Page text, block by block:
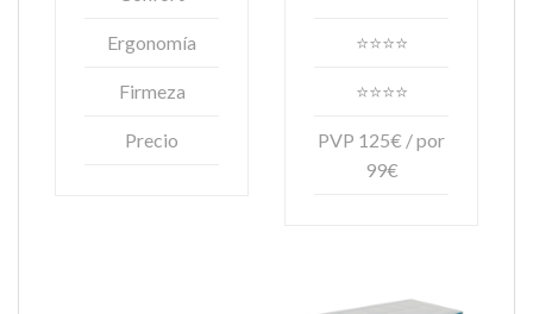
Ergonomía
Firmeza
Precio
⭐⭐⭐⭐
⭐⭐⭐⭐
PVP 125€ / por
99€